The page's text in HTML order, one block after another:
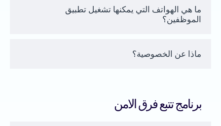
ما هي الهواتف التي يمكنها تشغيل تطبيق
الموظفين؟
ماذا عن الخصوصية؟
برنامج تتبع فرق الامن